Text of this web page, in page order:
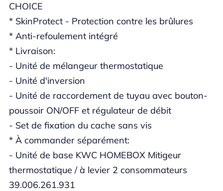
CHOICE
* SkinProtect - Protection contre les brûlures
* Anti-refoulement intégré
* Livraison:
- Unité de mélangeur thermostatique
- Unité d'inversion
- Unité de raccordement de tuyau avec bouton-
poussoir ON/OFF et régulateur de débit
- Set de fixation du cache sans vis
* À commander séparément:
- Unité de base KWC HOMEBOX Mitigeur
thermostatique / à levier 2 consommateurs
39.006.261.931